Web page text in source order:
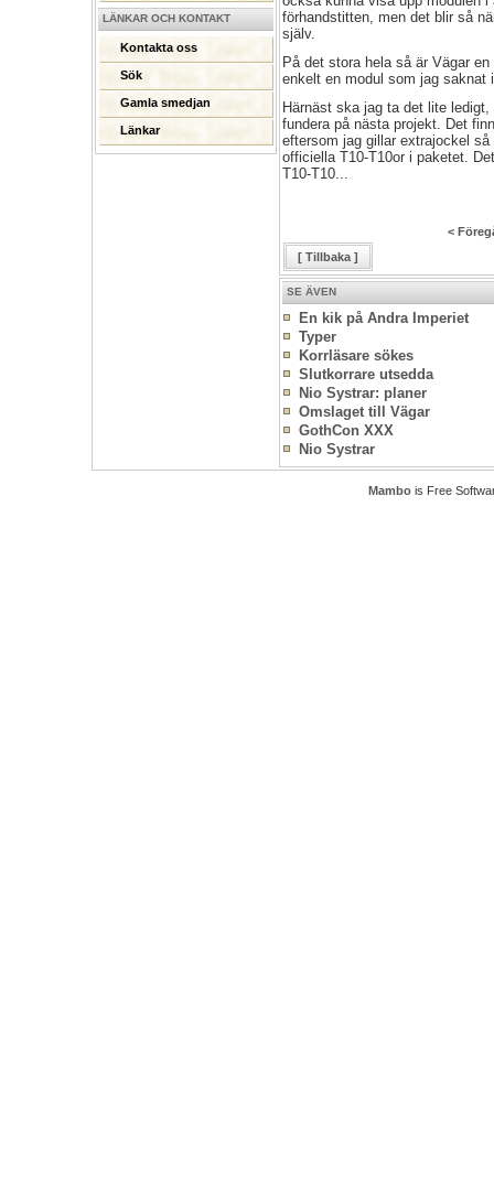
LÄNKAR OCH KONTAKT
Kontakta oss
Sök
Gamla smedjan
Länkar
förhandstitten, men det blir så
själv.
På det stora hela så är Vägar
enkelt en modul som jag saknat
Härnäst ska jag ta det lite
fundera på nästa projekt. Det
eftersom jag gillar extrajockel
officiella T10-T10or i paketet.
T10-T10...
<
[ Tillbaka ]
SE ÄVEN
En kik på Andra Imperiet
Typer
Korrläsare sökes
Slutkorrare utsedda
Nio Systrar: planer
Omslaget till Vägar
GothCon XXX
Nio Systrar
Mambois Free